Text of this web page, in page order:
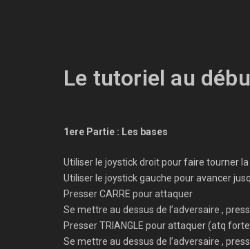
Le tutoriel au
1ere Partie : Les bases
Utiliser le joystick droit pour faire tourner
Utiliser le joystick gauche pour avancer
Presser CARRE pour attaquer
Se mettre au dessus de l’adversaire ,
Presser TRIANGLE pour attaquer (atq
Se mettre au dessus de l’adversaire ,